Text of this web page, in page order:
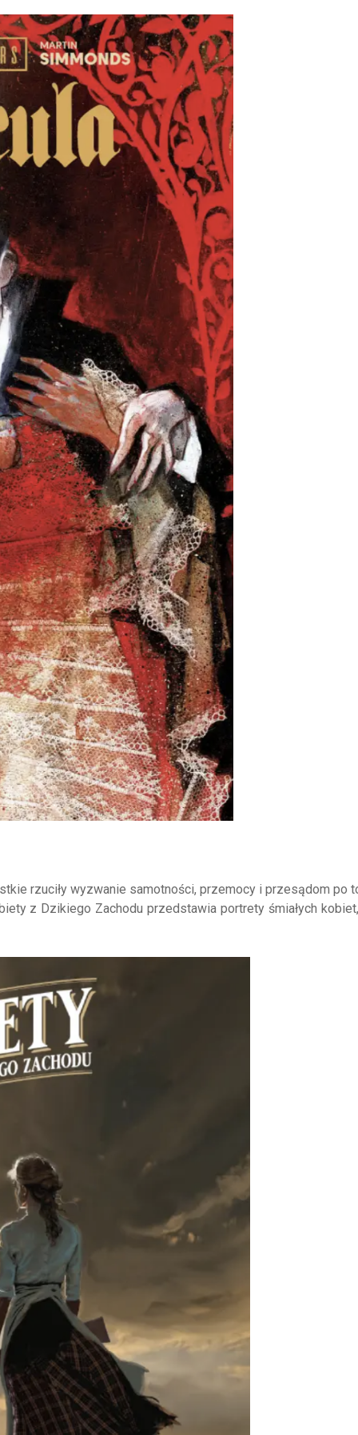
rzuciły wyzwanie samotności, przemocy i przesądom po
z Dzikiego Zachodu przedstawia portrety śmiałych